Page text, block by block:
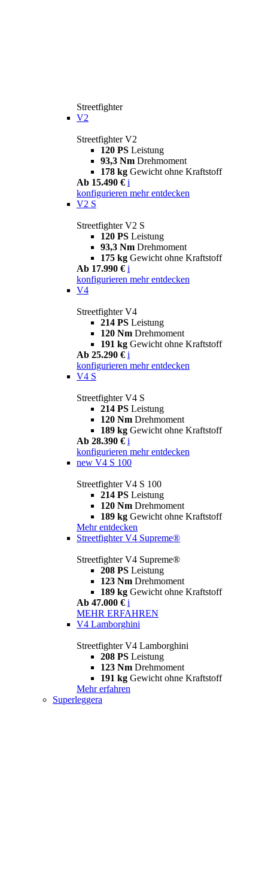
Streetfighter
V2
Streetfighter V2
120 PS Leistung
93,3 Nm Drehmoment
178 kg Gewicht ohne Kraftstoff
Ab 15.490 € i
konfigurieren mehr entdecken
V2 S
Streetfighter V2 S
120 PS Leistung
93,3 Nm Drehmoment
175 kg Gewicht ohne Kraftstoff
Ab 17.990 € i
konfigurieren mehr entdecken
V4
Streetfighter V4
214 PS Leistung
120 Nm Drehmoment
191 kg Gewicht ohne Kraftstoff
Ab 25.290 € i
konfigurieren mehr entdecken
V4 S
Streetfighter V4 S
214 PS Leistung
120 Nm Drehmoment
189 kg Gewicht ohne Kraftstoff
Ab 28.390 € i
konfigurieren mehr entdecken
new V4 S 100
Streetfighter V4 S 100
214 PS Leistung
120 Nm Drehmoment
189 kg Gewicht ohne Kraftstoff
Mehr entdecken
Streetfighter V4 Supreme®
Streetfighter V4 Supreme®
208 PS Leistung
123 Nm Drehmoment
189 kg Gewicht ohne Kraftstoff
Ab 47.000 € i
MEHR ERFAHREN
V4 Lamborghini
Streetfighter V4 Lamborghini
208 PS Leistung
123 Nm Drehmoment
191 kg Gewicht ohne Kraftstoff
Mehr erfahren
Superleggera